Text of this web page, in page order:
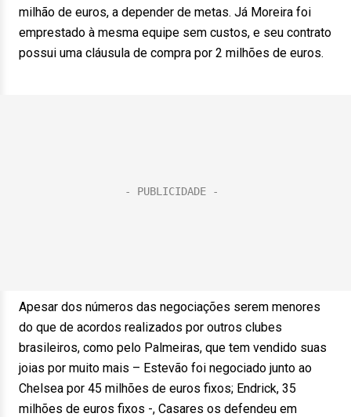
milhão de euros, a depender de metas. Já Moreira foi
emprestado à mesma equipe sem custos, e seu contrato
possui uma cláusula de compra por 2 milhões de euros.
Apesar dos números das negociações serem menores
do que de acordos realizados por outros clubes
brasileiros, como pelo Palmeiras, que tem vendido suas
joias por muito mais – Estevão foi negociado junto ao
Chelsea por 45 milhões de euros fixos; Endrick, 35
milhões de euros fixos -, Casares os defendeu em